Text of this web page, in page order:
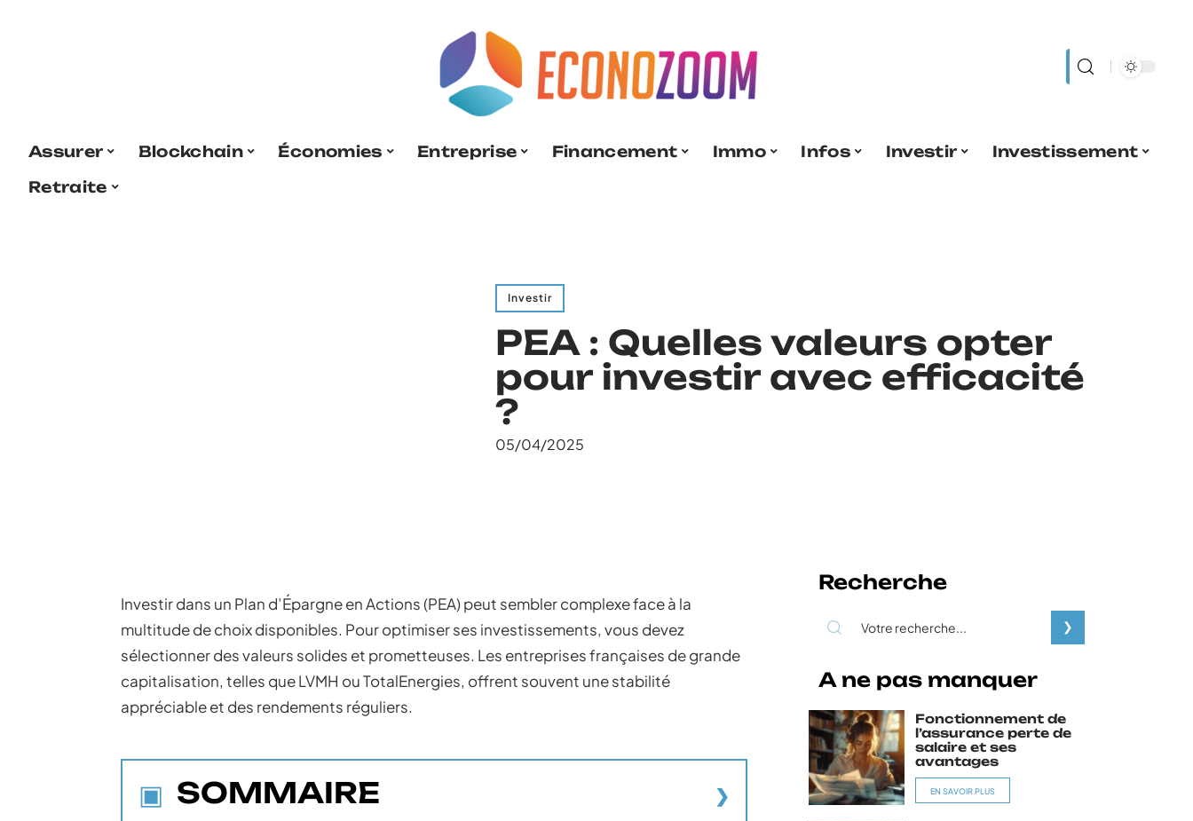
Assurer Blockchain Économies Entreprise Financement Immo Infos Investir
Investissement
Retraite
Investir
PEA : Quelles valeurs opter
pour investir avec efficacité
?
05/04/2025
Investir dans un Plan d’Épargne en Actions (PEA) peut sembler complexe face à la
multitude de choix disponibles. Pour optimiser ses investissements, vous devez
sélectionner des valeurs solides et prometteuses. Les entreprises françaises de grande
capitalisation, telles que LVMH ou TotalEnergies, offrent souvent une stabilité
appréciable et des rendements réguliers.
SOMMAIRE
Recherche
A ne pas manquer
Fonctionnement de
l’assurance perte de
salaire et ses
avantages
EN SAVOIR PLUS